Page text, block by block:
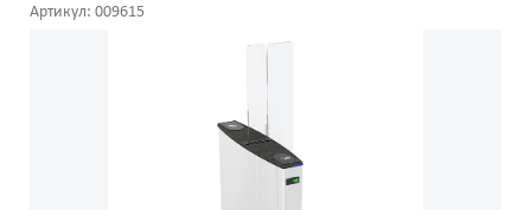
Артикул: 009615